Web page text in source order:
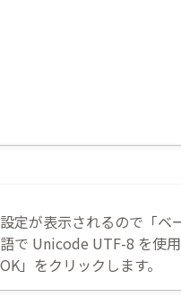
定が表示されるので「ベ
で Unicode UTF-8 を使
」をクリックします。